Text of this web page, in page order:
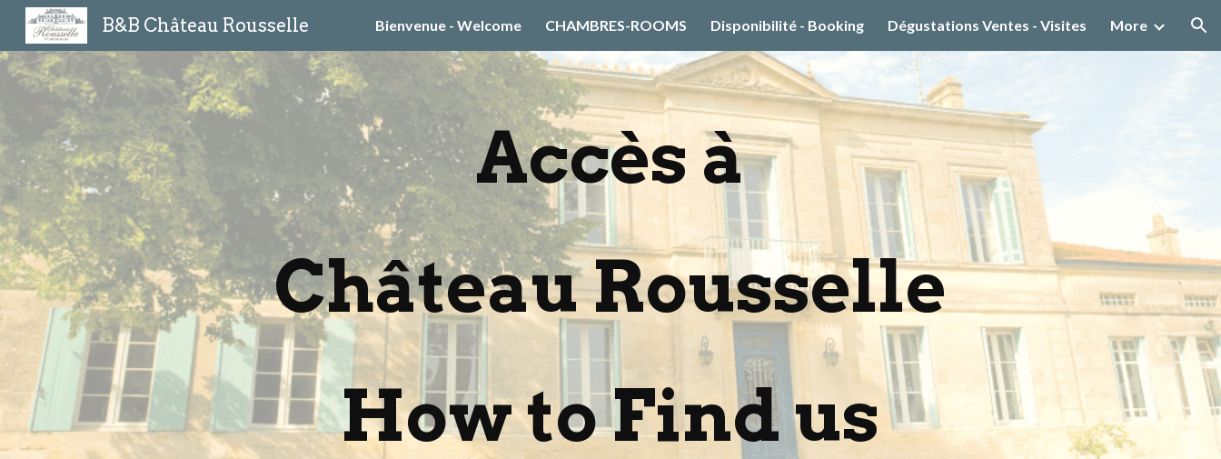
Skip to main content Skip to navigation
B&B Château Rousselle Bienvenue - Welcome CHAMBRES-ROOMS Disponibilité - Booking Dégustations Ventes - Visites More
Accès à
Château Rousselle
How to Find us